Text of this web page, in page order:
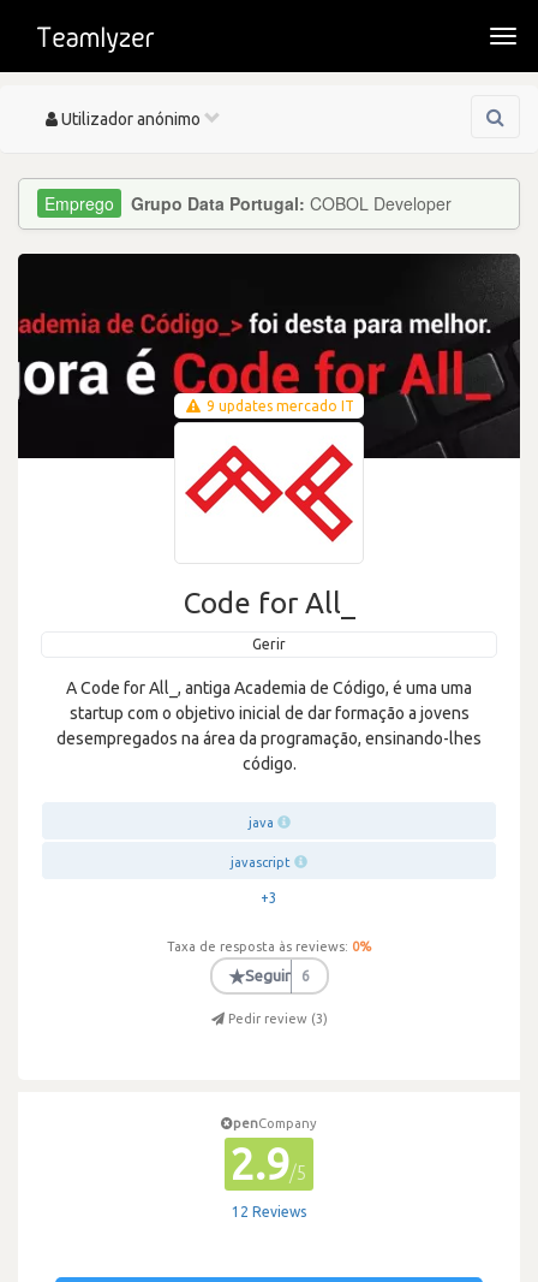
Toggle
Utilizador anónimo
Grupo Data Portugal: COBOL Developer
9 updates mercado IT
Code for All_
Gerir
A Code for All_, antiga Academia de Código, é uma uma
startup com o objetivo inicial de dar formação a jovens
desempregados na área da programação, ensinando-lhes
código.
java
javascript
+3
Taxa de resposta às reviews: 0%
★Seguir 6
Pedir review (3)
penCompany
2.9/5
12 Reviews